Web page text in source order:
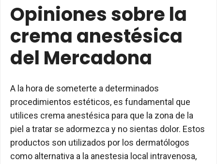
Opiniones sobre la
crema anestésica
del Mercadona
A la hora de someterte a determinados
procedimientos estéticos, es fundamental que
utilices crema anestésica para que la zona de la
piel a tratar se adormezca y no sientas dolor. Estos
productos son utilizados por los dermatólogos
como alternativa a la anestesia local intravenosa,